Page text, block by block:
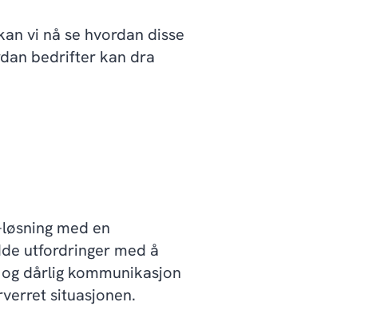
vi nå se hvordan disse
bedrifter kan dra
med en
utfordringer med å
dårlig kommunikasjon
situasjonen.